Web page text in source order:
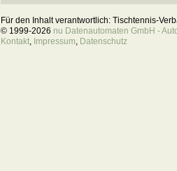
Für den Inhalt verantwortlich: Tischtennis-
© 1999-2026 nu Datenautomaten GmbH -
Kontakt, Impressum, Datenschutz